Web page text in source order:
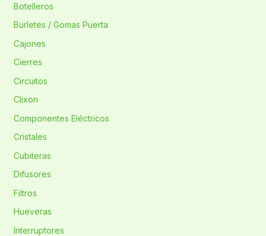
Botelleros
Burletes / Gomas Puerta
Cajones
Cierres
Circuitos
Clixon
Componentes Eléctricos
Cristales
Cubiteras
Difusores
Filtros
Hueveras
Interruptores